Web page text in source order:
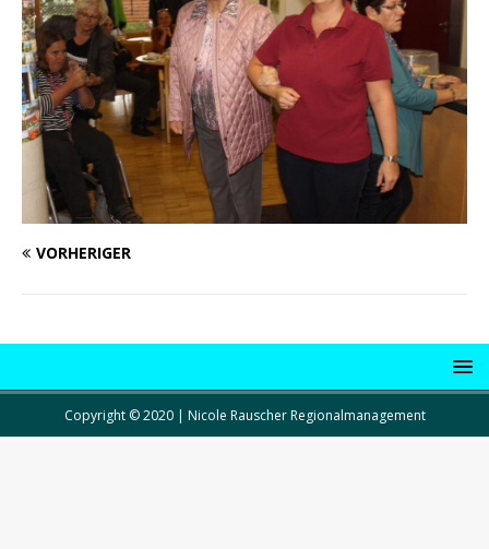
VORHERIGER
Copyright © 2020 | Nicole Rauscher Regionalmanagement